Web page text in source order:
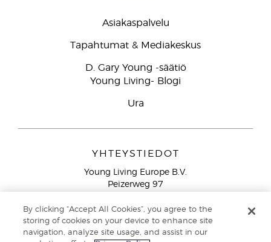
Asiakaspalvelu
Tapahtumat & Mediakeskus
D. Gary Young -säätiö
Young Living- Blogi
Ura
YHTEYSTIEDOT
Young Living Europe B.V.
Peizerweg 97
Netherlands
Ilmainen yhteydenotto lankanumeroista Suomesta
913 239
By clicking “Accept All Cookies”, you agree to the
storing of cookies on your device to enhance site
navigation, analyze site usage, and assist in our